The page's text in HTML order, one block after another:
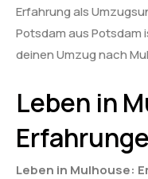
Erfahrung als
Potsdam aus Potsdam
deinen Umzug nach
Leben in
Leben in Mulhouse: